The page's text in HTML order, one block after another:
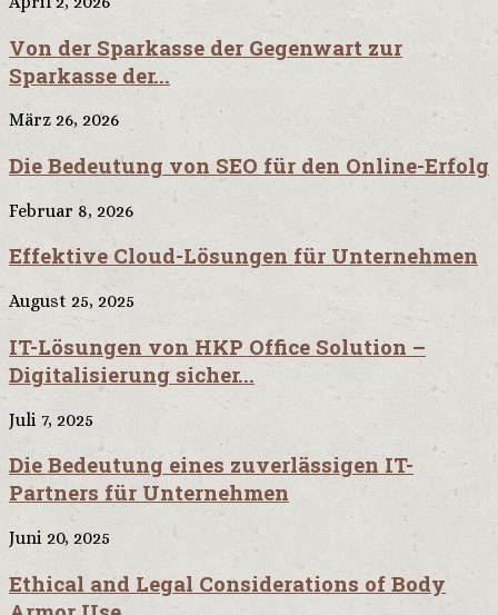
Von der Sparkasse der Gegenwart zur
Sparkasse der...
März 26, 2026
Die Bedeutung von SEO für den Online-Erfolg
Februar 8, 2026
Effektive Cloud-Lösungen für Unternehmen
August 25, 2025
IT-Lösungen von HKP Office Solution –
Digitalisierung sicher...
Juli 7, 2025
Die Bedeutung eines zuverlässigen IT-
Partners für Unternehmen
Juni 20, 2025
Ethical and Legal Considerations of Body